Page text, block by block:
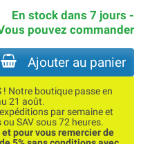
En stock dans 7 jours -
pouvez commander
Ajouter au panier
! Notre boutique passe en
21 août.
par semaine et
SAV sous 72 heures.
pour vous remercier de